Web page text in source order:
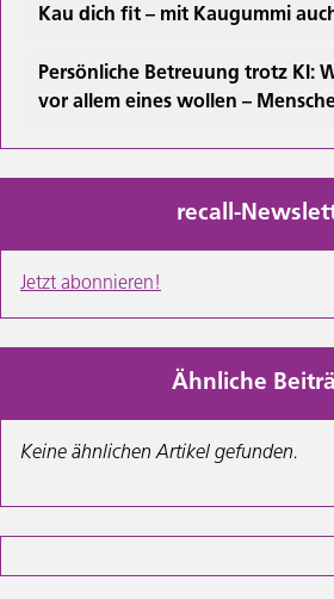
Kau dich fit – mit Kaugummi
Persönliche Betreuung trotz KI:
vor allem eines wollen –
recall-
Jetzt abonnieren!
Ähnliche
Keine ähnlichen Artikel gefunden.